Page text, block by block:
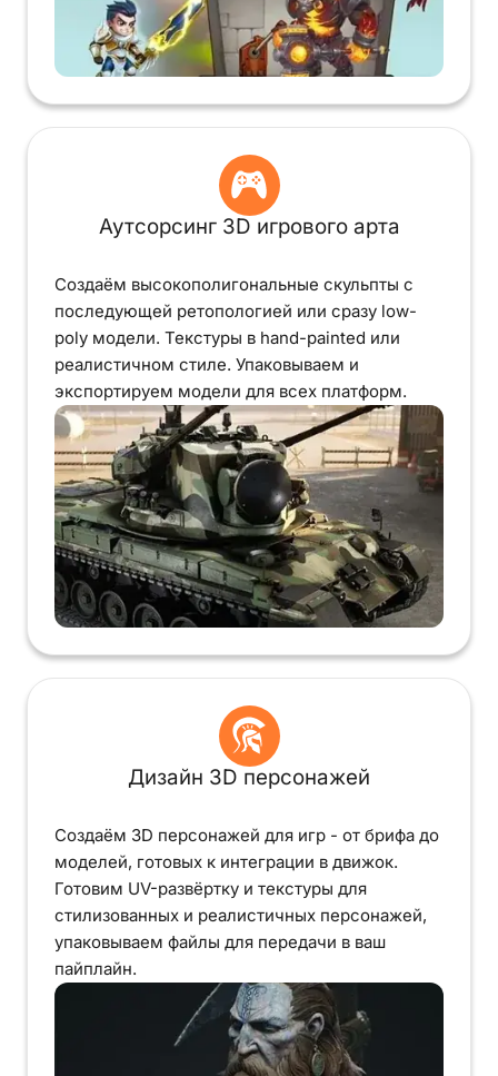
Аутсорсинг 3D игрового арта
Создаём высокополигональные скульпты с
последующей ретопологией или сразу low-
poly модели. Текстуры в hand-painted или
реалистичном стиле. Упаковываем и
экспортируем модели для всех платформ.
Дизайн 3D персонажей
Создаём 3D персонажей для игр - от брифа до
моделей, готовых к интеграции в движок.
Готовим UV-развёртку и текстуры для
стилизованных и реалистичных персонажей,
упаковываем файлы для передачи в ваш
пайплайн.